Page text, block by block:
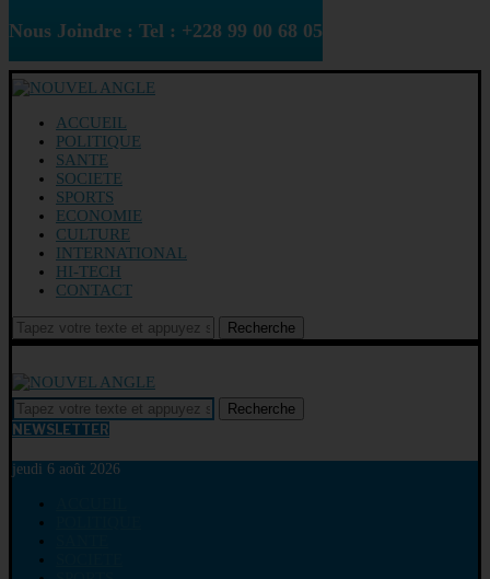
Nous Joindre : Tel : +228 99 00 68 05
ACCUEIL
POLITIQUE
SANTE
SOCIETE
SPORTS
ECONOMIE
CULTURE
INTERNATIONAL
HI-TECH
CONTACT
Recherche
Recherche
NEWSLETTER
jeudi 6 août 2026